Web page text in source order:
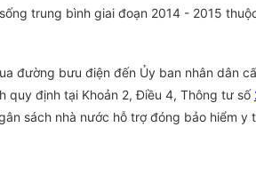
trung bình giai đoạn 2014 - 2015
đường bưu điện đến Ủy ban nhân dân
quy định tại Khoản 2, Điều 4, Thông tư số
sách nhà nước hỗ trợ đóng bảo hiểm y